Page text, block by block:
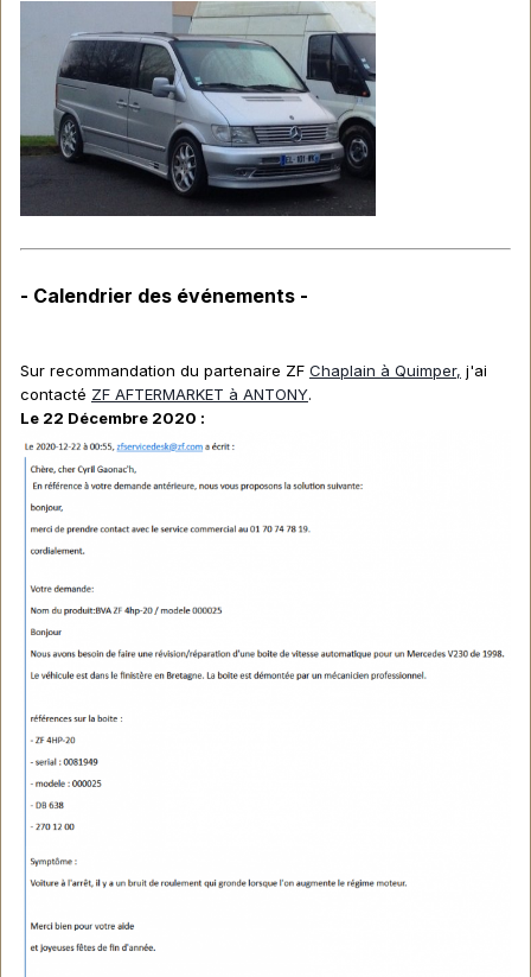
- Calendrier des événements -
Sur recommandation du partenaire ZF Chaplain à Quimper, j'ai
contacté ZF AFTERMARKET à ANTONY.
Le 22 Décembre 2020 :